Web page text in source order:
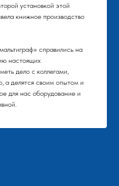
установкой этой
книжное производство
справились на
настоящих
дело с коллегами,
а делятся своим опытом и
для нас оборудование и